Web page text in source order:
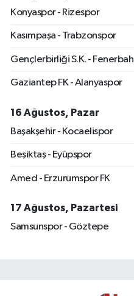
Konyaspor - Rizespor
Kasımpaşa - Trabzonspor
Gençlerbirliği S.K. -
Gaziantep FK - Alanyaspor
16 Ağustos, Pazar
Başakşehir - Kocaelispor
Beşiktaş - Eyüpspor
Amed - Erzurumspor FK
17 Ağustos, Pazartesi
Samsunspor - Göztepe